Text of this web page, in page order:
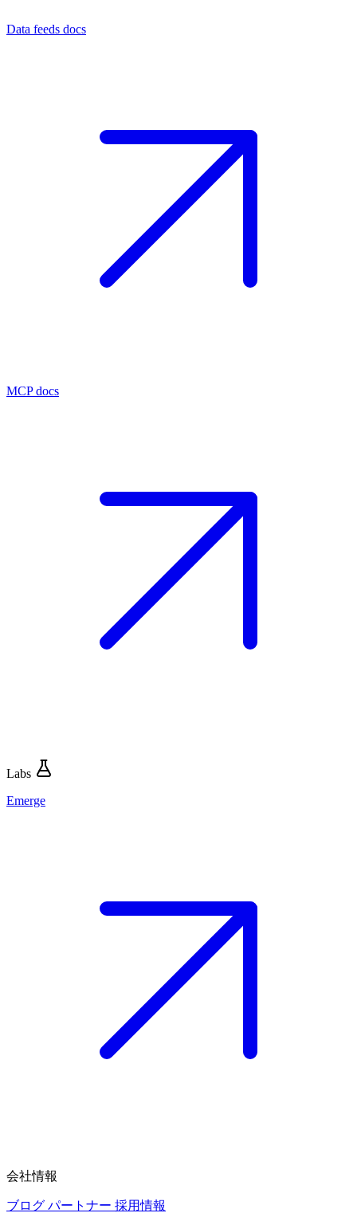
Data feeds docs
MCP docs
Labs
Emerge
会社情報
ブログ パートナー 採用情報